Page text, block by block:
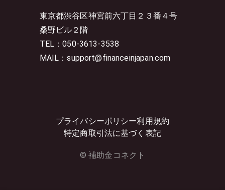
東京都渋谷区神宮前六丁目２３番４号
桑野ビル２階
TEL：050-3613-3538
MAIL：support@financeinjapan.com
プライバシーポリシー利用規約
特定商取引法に基づく表記
© 補助金コネクト